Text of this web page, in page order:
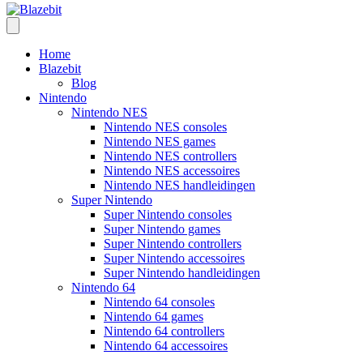
Home
Blazebit
Blog
Nintendo
Nintendo NES
Nintendo NES consoles
Nintendo NES games
Nintendo NES controllers
Nintendo NES accessoires
Nintendo NES handleidingen
Super Nintendo
Super Nintendo consoles
Super Nintendo games
Super Nintendo controllers
Super Nintendo accessoires
Super Nintendo handleidingen
Nintendo 64
Nintendo 64 consoles
Nintendo 64 games
Nintendo 64 controllers
Nintendo 64 accessoires